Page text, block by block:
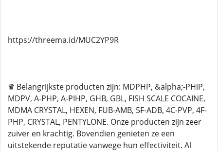
https://threema.id/MUC2YP9R
♛ Belangrijkste producten zijn: MDPHP, &alpha;-PHiP,
MDPV, A-PHP, A-PIHP, GHB, GBL, FISH SCALE COCAINE,
MDMA CRYSTAL, HEXEN, FUB-AMB, 5F-ADB, 4C-PVP, 4F-
PHP, CRYSTAL, PENTYLONE. Onze producten zijn zeer
zuiver en krachtig. Bovendien genieten ze een
uitstekende reputatie vanwege hun effectiviteit. Al